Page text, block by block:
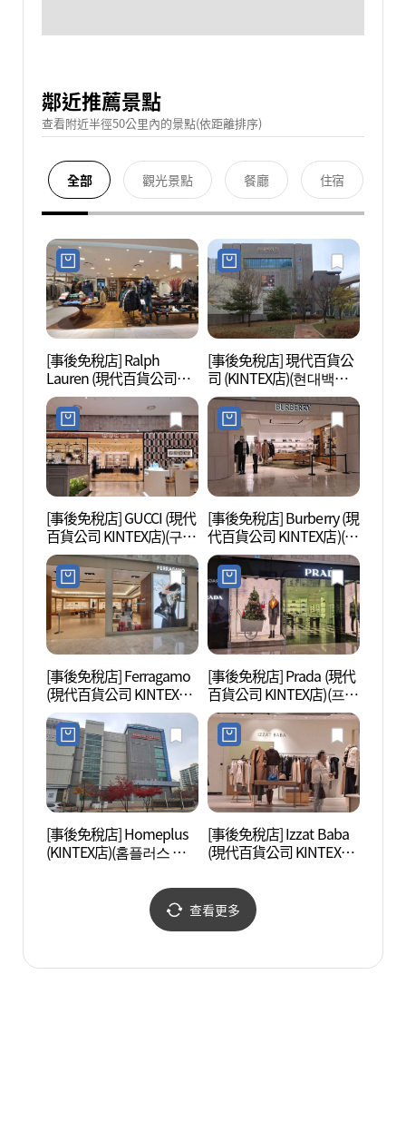
鄰近推薦景點
查看附近半徑50公里內的景點(依距離排序)
全部 觀光景點 餐廳 住宿
[事後免稅店] Ralph
Lauren (現代百貨公司
KINTEX店)(랄프로렌 현대
백화점 킨텍스점)
[事後免稅店] 現代百貨公
司 (KINTEX店)(현대백화
점 킨텍스점)
[事後免稅店] GUCCI (現代
百貨公司 KINTEX店)(구찌
현대백화점 킨텍스점)
[事後免稅店] Burberry (現
代百貨公司 KINTEX店)(버
버리 현대백화점 킨텍스
점)
[事後免稅店] Ferragamo
(現代百貨公司 KINTEX店)
(페라가모 현대백화점 킨
텍스점)
[事後免稅店] Prada (現代
百貨公司 KINTEX店)(프라
다 현대백화점 킨텍스점)
[事後免稅店] Homeplus
(KINTEX店)(홈플러스 킨
[事後免稅店] Izzat Baba
(現代百貨公司 KINTEX店)
킨텍스점)
查看更多